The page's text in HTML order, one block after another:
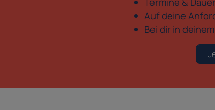
Auf deine
Bei dir in